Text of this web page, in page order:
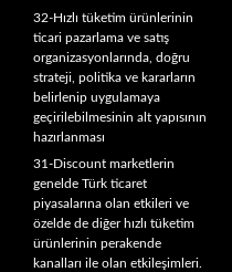
32-Hızlı tüketim ürünlerinin
ticari pazarlama ve satış
organizasyonlarında, doğru
strateji, politika ve kararların
belirlenip uygulamaya
geçirilebilmesinin alt yapısının
hazırlanması
31-Discount marketlerin
genelde Türk ticaret
piyasalarına olan etkileri ve
özelde de diğer hızlı tüketim
ürünlerinin perakende
kanalları ile olan etkileşimleri.